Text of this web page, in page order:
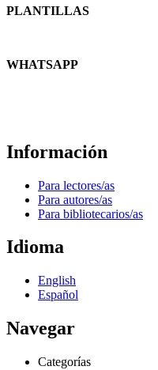
PLANTILLAS
WHATSAPP
Información
Para lectores/as
Para autores/as
Para bibliotecarios/as
Idioma
English
Español
Navegar
Categorías